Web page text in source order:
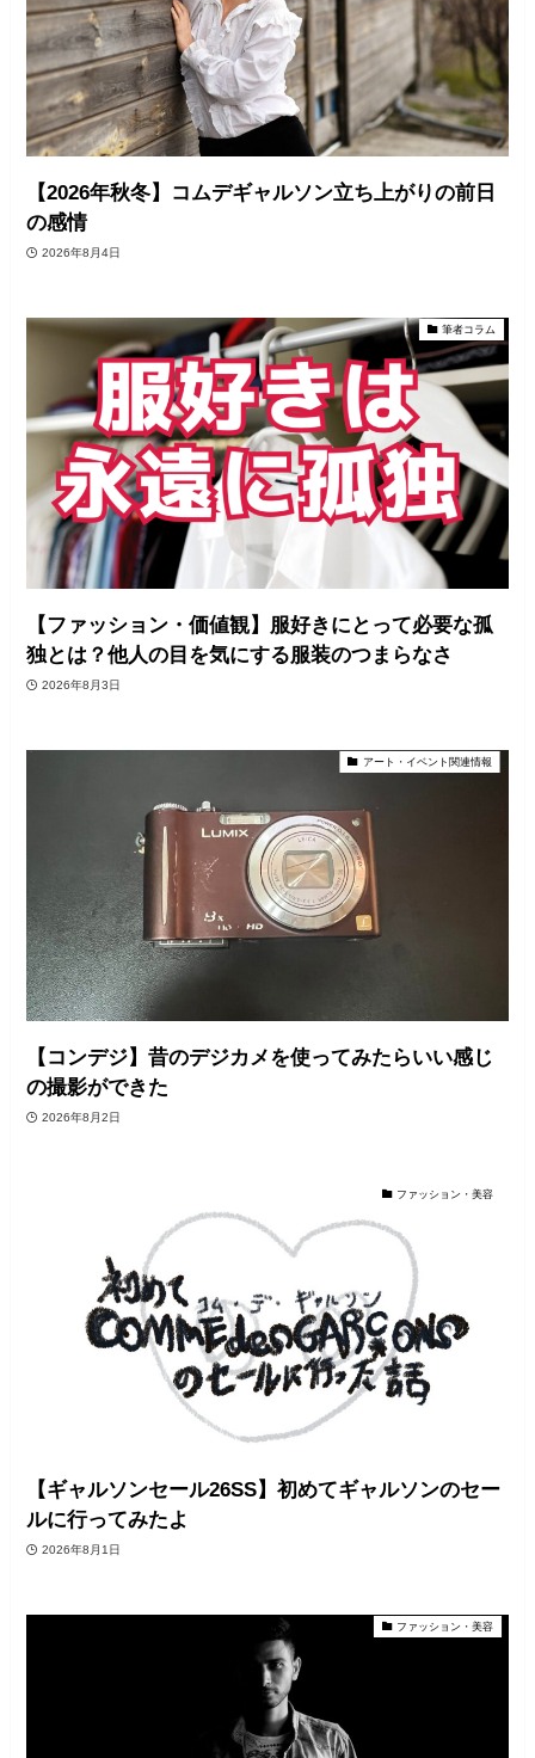
【2026年秋冬】コムデギャルソン立ち上がりの前日
の感情
2026年8月4日
筆者コラム
【ファッション・価値観】服好きにとって必要な孤
独とは？他人の目を気にする服装のつまらなさ
2026年8月3日
アート・イベント関連情報
【コンデジ】昔のデジカメを使ってみたらいい感じ
の撮影ができた
2026年8月2日
ファッション・美容
【ギャルソンセール26SS】初めてギャルソンのセー
ルに行ってみたよ
2026年8月1日
ファッション・美容